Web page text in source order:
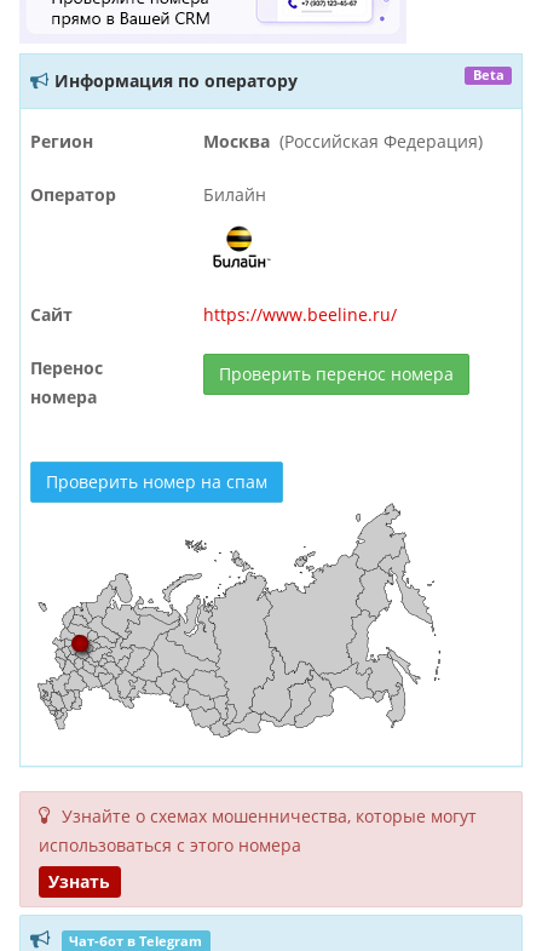
Информация по оператору Beta
Регион Москва (Российская Федерация)
Оператор Билайн
Сайт https://www.beeline.ru/
Перенос
номера
Проверить перенос номера
Проверить номер на спам
Узнайте о схемах мошенни­чества, кото­рые могут
исполь­зоваться с этого номера
Узнать
Чат-бот в Telegram